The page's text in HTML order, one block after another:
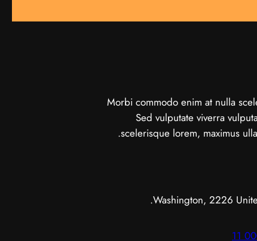
Morbi commodo enim at nulla
Sed vulputate viverra
scelerisque lorem, maximus